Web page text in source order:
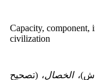
Capacity, component,
civilization
الخصال، (تصحیح